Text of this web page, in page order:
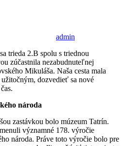
admin
trieda 2.B spolu s triednou
zúčastnila nezabudnuteľnej
Mikuláša. Naša cesta mala
dozvedieť sa nové
národa
zastávkou bolo múzeum Tatrín.
významné 178. výročie
národa. Práve toto výročie bolo pre